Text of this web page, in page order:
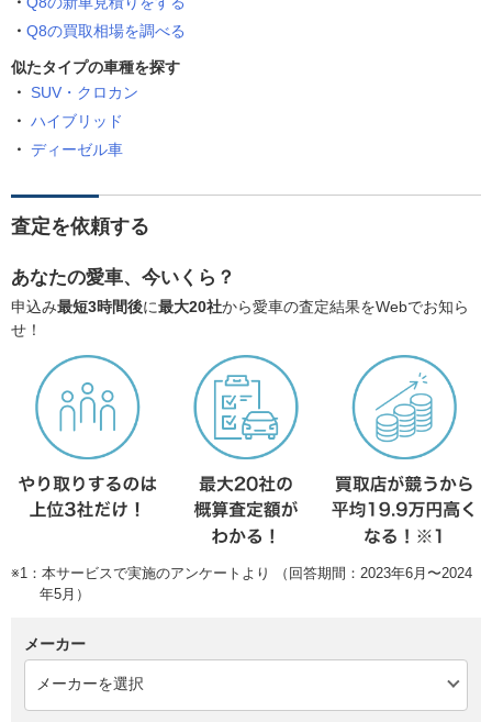
Q8の買取相場を調べる
似たタイプの車種を探す
SUV・クロカン
ハイブリッド
ディーゼル車
査定を依頼する
あなたの愛車、今いくら？
申込み最短3時間後に最大20社から愛車の査定結果をWebでお知ら
せ！
※1：本サービスで実施のアンケートより （回答期間：2023年6月〜2024
年5月）
メーカー